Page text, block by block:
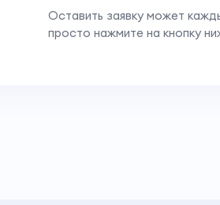
Оставить заявку может
просто нажмите на кнопку